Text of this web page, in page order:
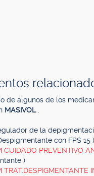
de algunos de los
MASIVOL
de la
con FPS 15 )
CUIDADO PREVENTIVO
)
TRAT.DESPIGMENTANTE